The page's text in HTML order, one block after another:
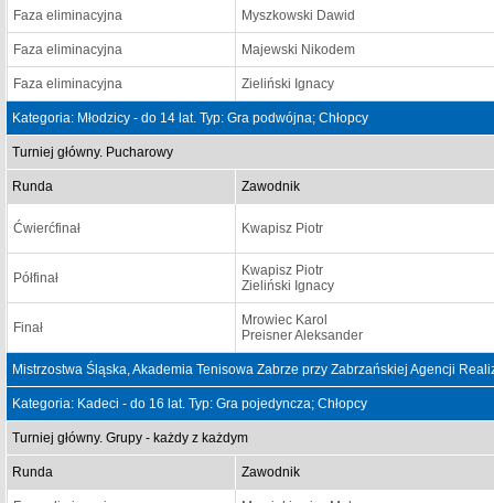
Faza eliminacyjna Myszkowski Dawid
Faza eliminacyjna Majewski Nikodem
Faza eliminacyjna Zieliński Ignacy
Kategoria: Młodzicy - do 14 lat. Typ: Gra podwójna; Chłopcy
Turniej główny. Pucharowy
Runda Zawodnik
Ćwierćfinał Kwapisz Piotr
Półfinał
Kwapisz Piotr
Zieliński Ignacy
Finał
Mrowiec Karol
Preisner Aleksander
Mistrzostwa Śląska, Akademia Tenisowa Zabrze przy Zabrzańskiej Agencji
Kategoria: Kadeci - do 16 lat. Typ: Gra pojedyncza; Chłopcy
Turniej główny. Grupy - każdy z każdym
Runda Zawodnik